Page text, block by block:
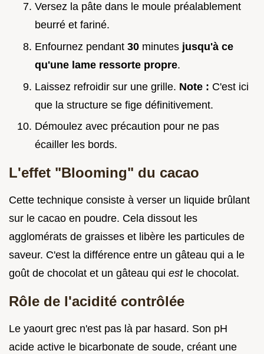
Versez la pâte dans le moule préalablement
beurré et fariné.
Enfournez pendant 30 minutes jusqu'à ce
qu'une lame ressorte propre.
Laissez refroidir sur une grille. Note : C'est ici
que la structure se fige définitivement.
Démoulez avec précaution pour ne pas
écailler les bords.
L'effet "Blooming" du cacao
Cette technique consiste à verser un liquide brûlant
sur le cacao en poudre. Cela dissout les
agglomérats de graisses et libère les particules de
saveur. C'est la différence entre un gâteau qui a le
goût de chocolat et un gâteau qui estle chocolat.
Rôle de l'acidité contrôlée
Le yaourt grec n'est pas là par hasard. Son pH
acide active le bicarbonate de soude, créant une